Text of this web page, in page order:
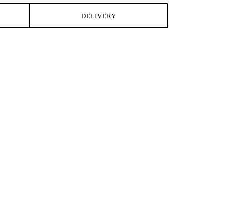
DELIVERY